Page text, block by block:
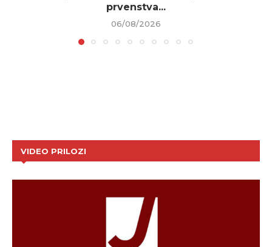
prvenstva...
06/08/2026
VIDEO PRILOZI